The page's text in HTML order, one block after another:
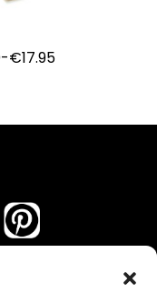
-€17.95Prijsklasse: